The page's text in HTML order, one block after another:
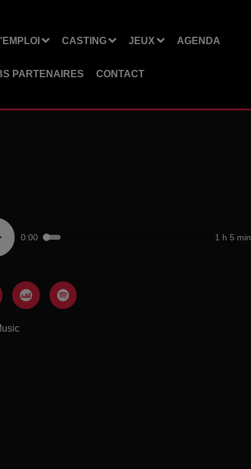
CASTING JEUX AGENDA
PARTENAIRES CONTACT
0:00 1 h 5 min